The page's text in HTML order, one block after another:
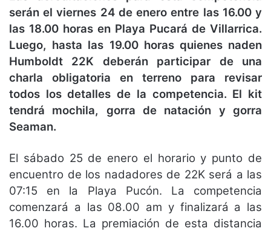
serán el viernes 24 de enero entre las 16.00 y
las 18.00 horas en Playa Pucará de Villarrica.
Luego, hasta las 19.00 horas quienes naden
Humboldt 22K deberán participar de una
charla obligatoria en terreno para revisar
todos los detalles de la competencia. El kit
tendrá mochila, gorra de natación y gorra
Seaman.
El sábado 25 de enero el horario y punto de
encuentro de los nadadores de 22K será a las
07:15 en la Playa Pucón. La competencia
comenzará a las 08.00 am y finalizará a las
16.00 horas. La premiación de esta distancia